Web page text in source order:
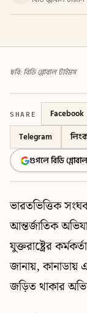
ছবি: বিডি গ্লোবাল টাইমস
SHARE Facebook
Telegram
গুগলে বিডি
ভারতভিত্তিক
আন্তর্জাতিক
যুক্তরাষ্ট্রের
জানায়, কানাডায়
জড়িত থাকার